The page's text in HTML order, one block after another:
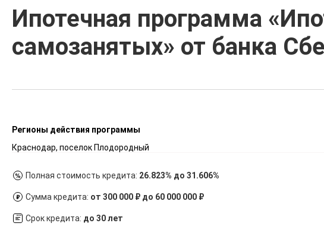
Ипотечная программа
самозанятых» от банка
Регионы действия программы
Краснодар, поселок Плодородный
Полная стоимость кредита: 26.823% до 31.606%
Сумма кредита: от 300 000 ₽ до 60 000 000 ₽
Срок кредита: до 30 лет